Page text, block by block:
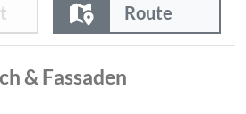
Route
& Fassaden